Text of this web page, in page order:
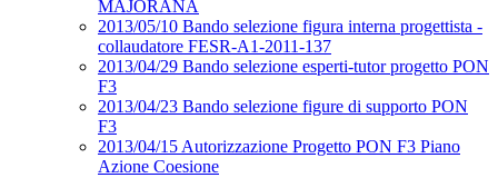
MAJORANA
2013/05/10 Bando selezione figura interna progettista -
collaudatore FESR-A1-2011-137
2013/04/29 Bando selezione esperti-tutor progetto PON
F3
2013/04/23 Bando selezione figure di supporto PON
F3
2013/04/15 Autorizzazione Progetto PON F3 Piano
Azione Coesione